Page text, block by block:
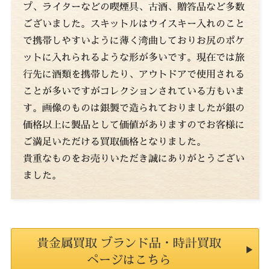
プ、ライターなどの喫煙具、古酒、贈答品など多数
ございました。スキットルはウイスキー入れのこと
で携帯しやすいように薄く湾曲しておりお尻のポケ
ットに入れられるような形が多いです。現在では旅
行先に酒類を携帯したり、アウトドアで使用される
ことが多いですがコレクションされている方もいま
す。画像のものは銀製で造られておりましたが銀の
価格以上に製品として価値がありますのでお客様に
ご満足いただける買取価格となりました。
貴重なものをお売りいただき誠にありがとうござい
ました。
貴金属買取 ブランド品・時計買取
ページはこちら